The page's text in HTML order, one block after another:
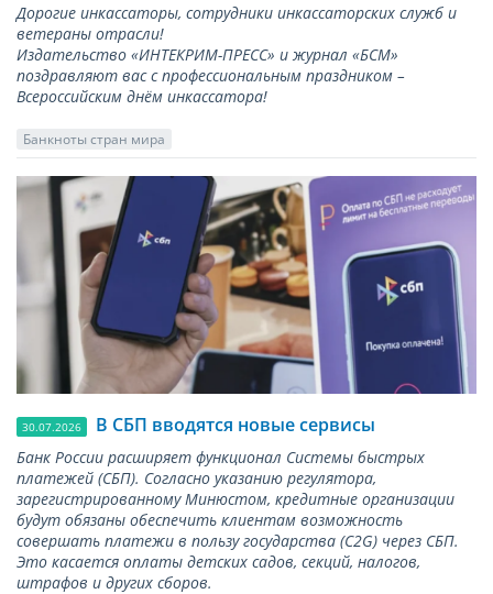
Дорогие инкассаторы, сотрудники инкассаторских служб и
ветераны отрасли!
Издательство «ИНТЕКРИМ-ПРЕСС» и журнал «БСМ»
поздравляют вас с профессиональным праздником –
Всероссийским днём инкассатора!
Банкноты стран мира
30.07.2026 В СБП вводятся новые сервисы
Банк России расширяет функционал Системы быстрых
платежей (СБП). Согласно указанию регулятора,
зарегистрированному Минюстом, кредитные организации
будут обязаны обеспечить клиентам возможность
совершать платежи в пользу государства (С2G) через СБП.
Это касается оплаты детских садов, секций, налогов,
штрафов и других сборов.